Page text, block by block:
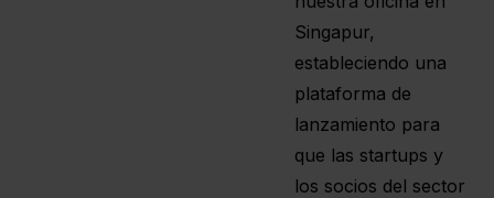
Singapur,
estableciendo una
plataforma de
lanzamiento para
que las startups y
los socios del sector